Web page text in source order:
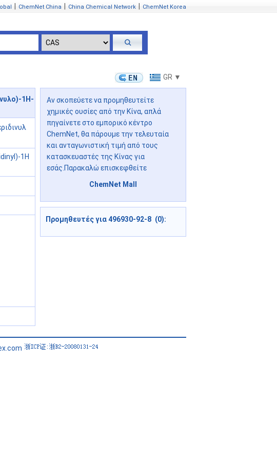
ChemNet China China Chemical Network ChemNet Korea
GR ▼
1H-
1H
Αν σκοπεύετε να προμηθευτείτε
χημικές ουσίες από την Κίνα, απλά
πηγαίνετε στο εμπορικό κέντρο
ChemNet, θα πάρουμε την τελευταία
και ανταγωνιστική τιμή από τους
κατασκευαστές της Κίνας για
εσάς.Παρακαλώ επισκεφθείτε
ChemNet Mall
Προμηθευτές για 496930-92-8 (0):